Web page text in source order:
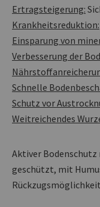
Ertragsteigerung:
Krankheitsreduktion:
Einsparung von
Verbesserung der
Schnelle
Schutz vor
Weitreichendes
Aktiver Bodenschutz
geschützt, mit